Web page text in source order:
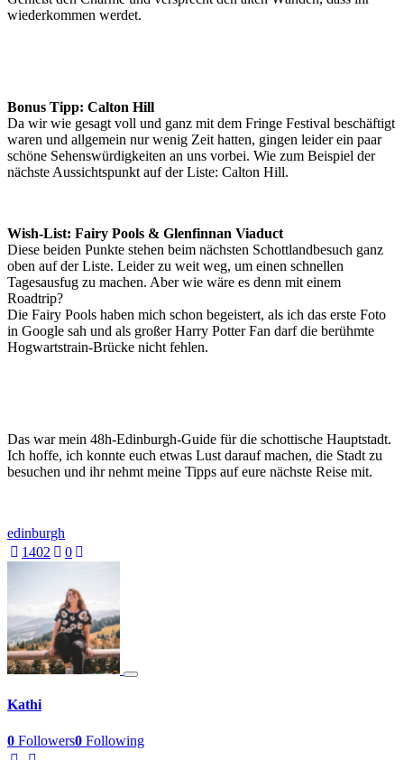
wiederkommen werdet.
Bonus Tipp: Calton Hill
Da wir wie gesagt voll und ganz mit dem Fringe Festival beschäftigt
waren und allgemein nur wenig Zeit hatten, gingen leider ein paar
schöne Sehenswürdigkeiten an uns vorbei. Wie zum Beispiel der
nächste Aussichtspunkt auf der Liste: Calton Hill.
Wish-List: Fairy Pools & Glenfinnan Viaduct
Diese beiden Punkte stehen beim nächsten Schottlandbesuch ganz
oben auf der Liste. Leider zu weit weg, um einen schnellen
Tagesausfug zu machen. Aber wie wäre es denn mit einem
Roadtrip?
Die Fairy Pools haben mich schon begeistert, als ich das erste Foto
in Google sah und als großer Harry Potter Fan darf die berühmte
Hogwartstrain-Brücke nicht fehlen.
Das war mein 48h-Edinburgh-Guide für die schottische Hauptstadt.
Ich hoffe, ich konnte euch etwas Lust darauf machen, die Stadt zu
besuchen und ihr nehmt meine Tipps auf eure nächste Reise mit.
edinburgh
1402 0
Kathi
0 Followers0 Following